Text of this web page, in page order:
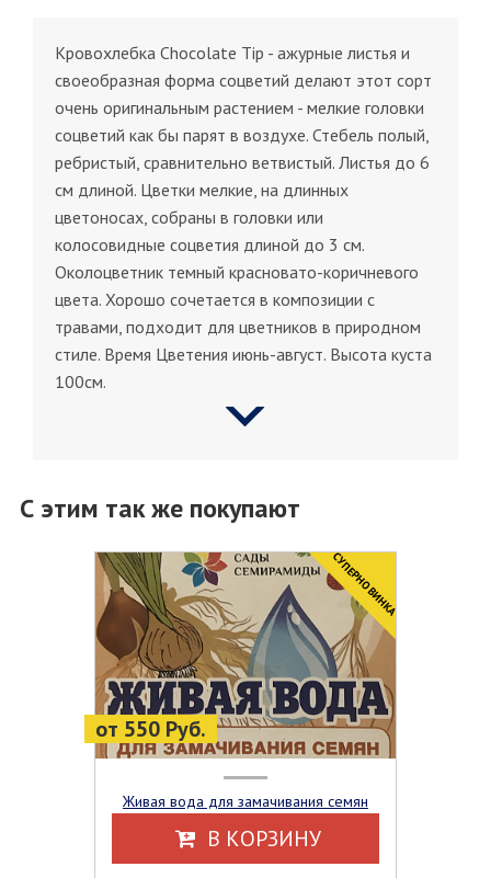
Кровохлебка Chocolate Tip - ажурные листья и
своеобразная форма соцветий делают этот сорт
очень оригинальным растением - мелкие головки
соцветий как бы парят в воздухе. Стебель полый,
ребристый, сравнительно ветвистый. Листья до 6
см длиной. Цветки мелкие, на длинных
цветоносах, собраны в головки или
колосовидные соцветия длиной до 3 см.
Околоцветник темный красновато-коричневого
цвета. Хорошо сочетается в композиции с
травами, подходит для цветников в природном
стиле. Время Цветения июнь-август. Высота куста
100см.
С этим так же покупают
от 550 Руб.
CУПЕРНОВИНКА
Живая вода для замачивания семян
В КОРЗИНУ